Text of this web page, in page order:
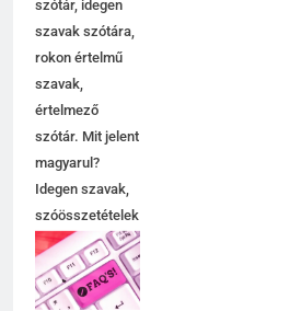
szótár, idegen
szavak szótára,
rokon értelmű
szavak,
értelmező
szótár. Mit jelent
magyarul?
Idegen szavak,
szóösszetételek
jelentése,
magyarázata,
használata,